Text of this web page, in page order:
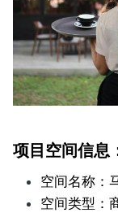
项目空间信息
空间名称：
空间类型：